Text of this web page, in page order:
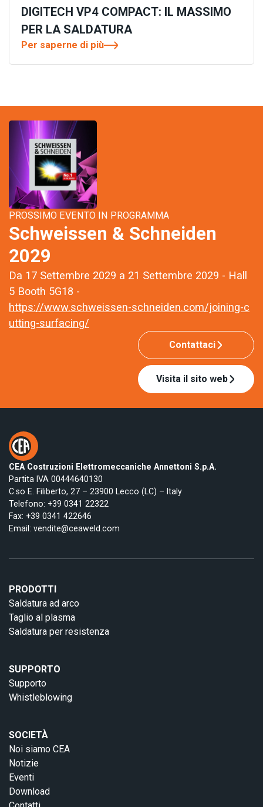
DIGITECH VP4 COMPACT: IL MASSIMO
PER LA SALDATURA
Per saperne di più
PROSSIMO EVENTO IN PROGRAMMA
Schweissen & Schneiden
2029
Da 17 Settembre 2029 a 21 Settembre 2029 - Hall
5 Booth 5G18 -
https://www.schweissen-schneiden.com/joining-c
utting-surfacing/
Contattaci
Visita il sito web
CEA Costruzioni Elettromeccaniche Annettoni S.p.A.
Partita IVA 00444640130
C.so E. Filiberto, 27 – 23900 Lecco (LC) – Italy
Telefono: +39 0341 22322
Fax: +39 0341 422646
Email: vendite@ceaweld.com
PRODOTTI
Saldatura ad arco
Taglio al plasma
Saldatura per resistenza
SUPPORTO
Supporto
Whistleblowing
SOCIETÀ
Noi siamo CEA
Notizie
Eventi
Download